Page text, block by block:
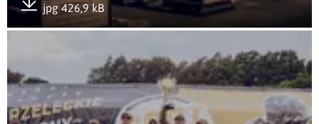
jpg 426,9 kB
Pobierz załącznik